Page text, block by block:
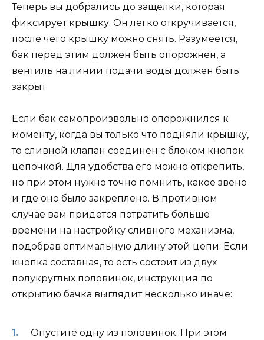
Теперь вы добрались до защелки, которая
фиксирует крышку. Он легко откручивается,
после чего крышку можно снять. Разумеется,
бак перед этим должен быть опорожнен, а
вентиль на линии подачи воды должен быть
закрыт.
Если бак самопроизвольно опорожнился к
моменту, когда вы только что подняли крышку,
то сливной клапан соединен с блоком кнопок
цепочкой. Для удобства его можно открепить,
но при этом нужно точно помнить, какое звено
и где оно было закреплено. В противном
случае вам придется потратить больше
времени на настройку сливного механизма,
подобрав оптимальную длину этой цепи. Если
кнопка составная, то есть состоит из двух
полукруглых половинок, инструкция по
открытию бачка выглядит несколько иначе:
Опустите одну из половинок. При этом